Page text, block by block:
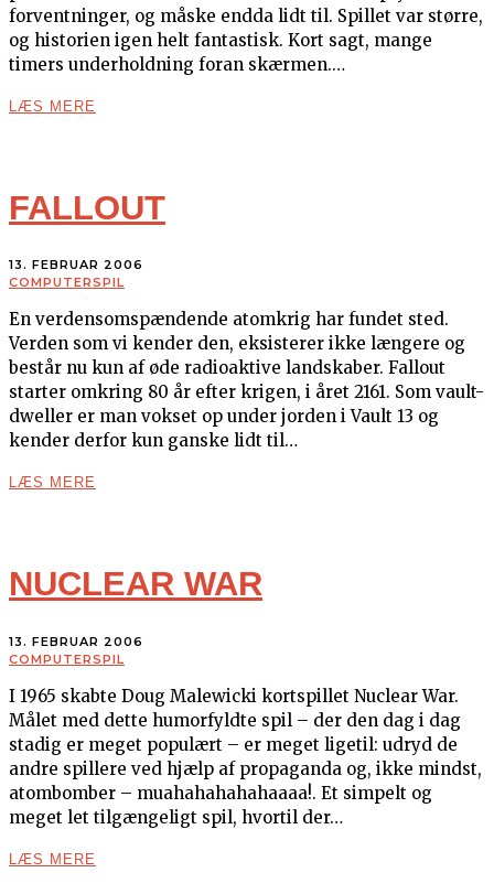
forventninger, og måske endda lidt til. Spillet var større,
og historien igen helt fantastisk. Kort sagt, mange
timers underholdning foran skærmen.…
LÆS MERE
FALLOUT
13. FEBRUAR 2006
COMPUTERSPIL
En verdensomspændende atomkrig har fundet sted.
Verden som vi kender den, eksisterer ikke længere og
består nu kun af øde radioaktive landskaber. Fallout
starter omkring 80 år efter krigen, i året 2161. Som vault-
dweller er man vokset op under jorden i Vault 13 og
kender derfor kun ganske lidt til…
LÆS MERE
NUCLEAR WAR
13. FEBRUAR 2006
COMPUTERSPIL
I 1965 skabte Doug Malewicki kortspillet Nuclear War.
Målet med dette humorfyldte spil – der den dag i dag
stadig er meget populært – er meget ligetil: udryd de
andre spillere ved hjælp af propaganda og, ikke mindst,
atombomber – muahahahahahaaaa!. Et simpelt og
meget let tilgængeligt spil, hvortil der…
LÆS MERE